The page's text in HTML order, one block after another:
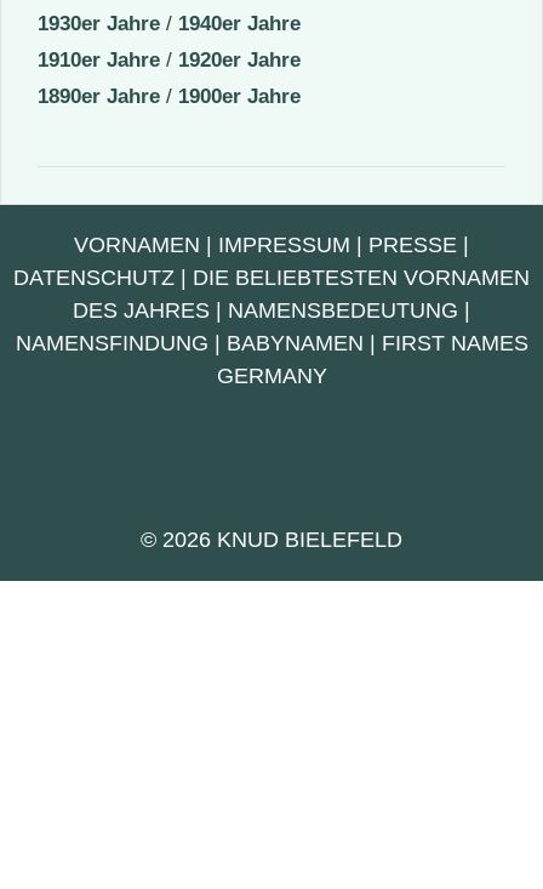
1930er Jahre / 1940er Jahre
1910er Jahre / 1920er Jahre
1890er Jahre / 1900er Jahre
VORNAMEN | IMPRESSUM | PRESSE |
DATENSCHUTZ | DIE BELIEBTESTEN VORNAMEN
DES JAHRES | NAMENSBEDEUTUNG |
NAMENSFINDUNG | BABYNAMEN | FIRST NAMES
GERMANY
© 2026 KNUD BIELEFELD